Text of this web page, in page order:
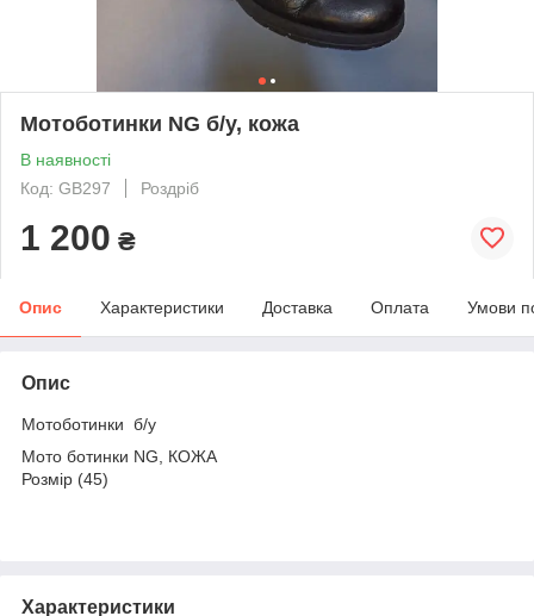
Мотоботинки NG б/у, кожа
В наявності
Код: GB297
Роздріб
1 200 ₴
Опис Характеристики Доставка Оплата Умови
Опис
Мотоботинки б/у
Мото ботинки NG, КОЖА
Розмір (45)
Характеристики